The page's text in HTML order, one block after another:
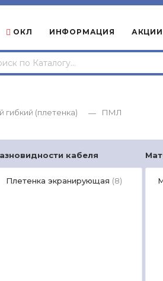
ОКЛ ИНФОРМАЦИЯ АКЦИИ
(плетенка) — ПМЛ
кабеля
Плетенка экранирующая (8)